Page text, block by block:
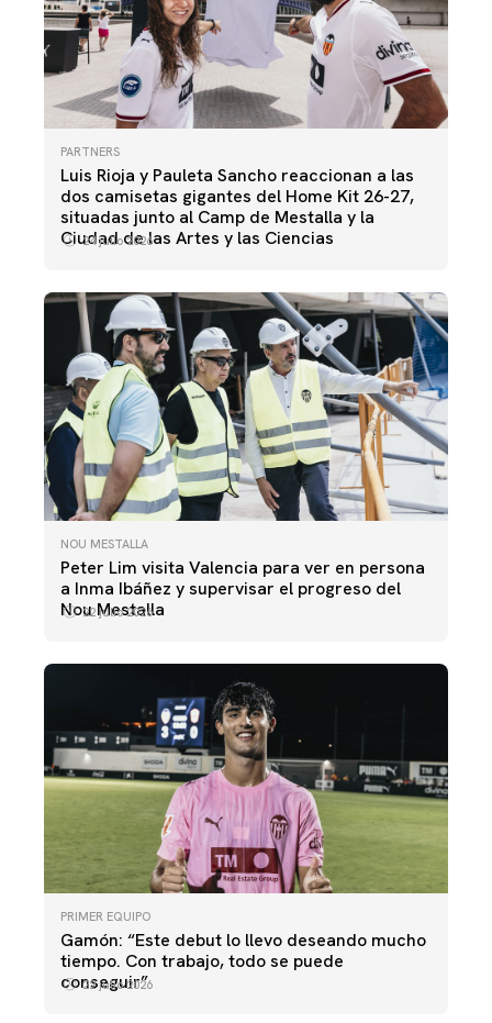
PARTNERS
Luis Rioja y Pauleta Sancho reaccionan a las
dos camisetas gigantes del Home Kit 26-27,
situadas junto al Camp de Mestalla y la
Ciudad de las Artes y las Ciencias
24 julio 2026
NOU MESTALLA
Peter Lim visita Valencia para ver en persona
a Inma Ibáñez y supervisar el progreso del
Nou Mestalla
22 julio 2026
PRIMER EQUIPO
Gamón: “Este debut lo llevo deseando mucho
tiempo. Con trabajo, todo se puede
conseguir”
22 julio 2026